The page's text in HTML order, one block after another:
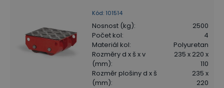
Kód: 101514
Nosnost (kg):
2500
Počet kol:
4
Materiál kol:
Polyuretan
Rozměry d x š x v
(mm):
235 x 220 x
110
Rozměr plošiny d x š
(mm):
235 x
220